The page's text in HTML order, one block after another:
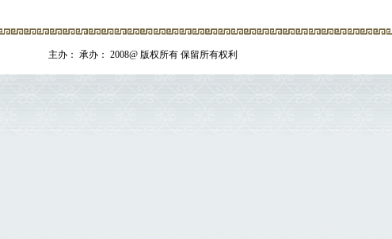
主办： 承办： 2008@ 版权所有 保留所有权利